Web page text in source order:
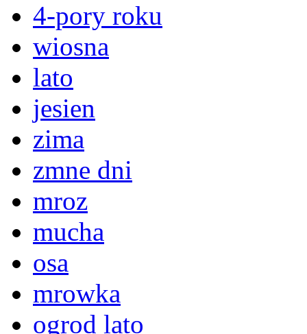
4-pory roku
wiosna
lato
jesien
zima
zmne dni
mroz
mucha
osa
mrowka
ogrod lato